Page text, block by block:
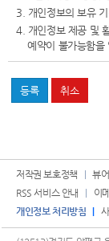
3. 개인정보의 보유
4. 개인정보 제공 및
예약이 불가능함을
저작권 보호정책
뷰
RSS 서비스 안내
이
개인정보 처리방침